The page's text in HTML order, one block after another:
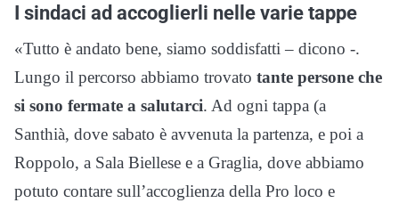
I sindaci ad accoglierli nelle varie tappe
«Tutto è andato bene, siamo soddisfatti – dicono -.
Lungo il percorso abbiamo trovato tante persone che
si sono fermate a salutarci. Ad ogni tappa (a
Santhià, dove sabato è avvenuta la partenza, e poi a
Roppolo, a Sala Biellese e a Graglia, dove abbiamo
potuto contare sull’accoglienza della Pro loco e